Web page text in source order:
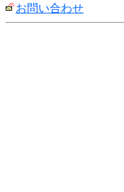
お問い合わせ